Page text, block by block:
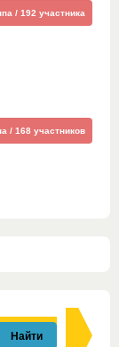
/ 192 участника
/ 168 участников